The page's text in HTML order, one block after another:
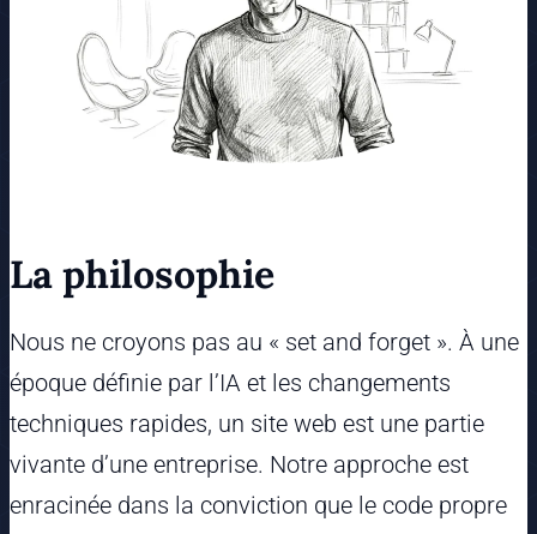
La philosophie
Nous ne croyons pas au « set and forget ». À une
époque définie par l’IA et les changements
techniques rapides, un site web est une partie
vivante d’une entreprise. Notre approche est
enracinée dans la conviction que le code propre